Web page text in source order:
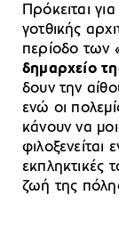
Πρόκειται
γοτθικής
περίοδο των
δημαρχείο
δουν την
ενώ οι
κάνουν να
φιλοξενείται
εκπληκτικές
ζωή της